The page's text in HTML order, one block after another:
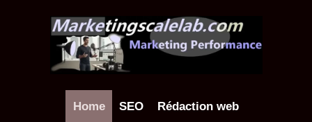
Home SEO Rédaction web